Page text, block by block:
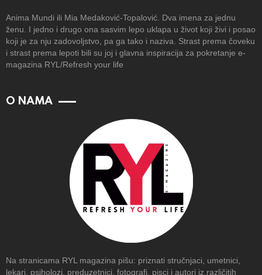
Anima Mundi ili Mia Medaković-Topalović. Dva imena za jednu
ženu. I jedno i drugo ona sasvim lepo uklapa u život koji živi i posao
koji je za nju zadovoljstvo, pa ga tako i naziva. Strast prema čoveku
i strast prema lepoti bili su joj i glavna inspiracija za pokretanje e-
magazina RYL/Refresh your life
O NAMA
Na stranicama RYL magazina pišu: priznati stručnjaci, umetnici,
lekari, psiholozi, preduzetnici, fotografi, pisci i autori iz različitih